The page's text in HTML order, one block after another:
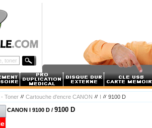
Toner Cartouche d'encre CANON I 9100 D
CANON I 9100 D / 9100 D